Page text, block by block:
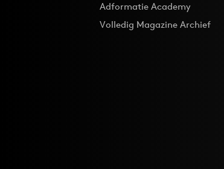
Adformatie Academy
Volledig Magazine Archief